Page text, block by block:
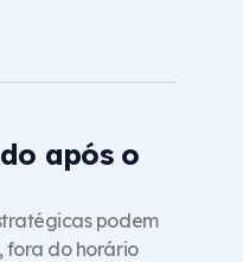
após o
podem
fora do horário